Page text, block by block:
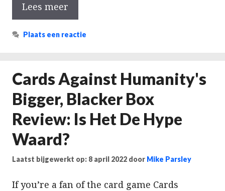
Lees meer
Plaats een reactie
Cards Against Humanity's
Bigger, Blacker Box
Review: Is Het De Hype
Waard?
Laatst bijgewerkt op: 8 april 2022 door Mike Parsley
If you’re a fan of the card game Cards